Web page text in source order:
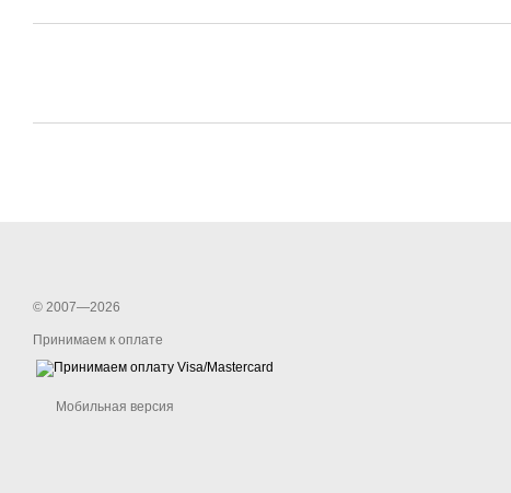
© 2007—2026
Принимаем к оплате
Мобильная версия